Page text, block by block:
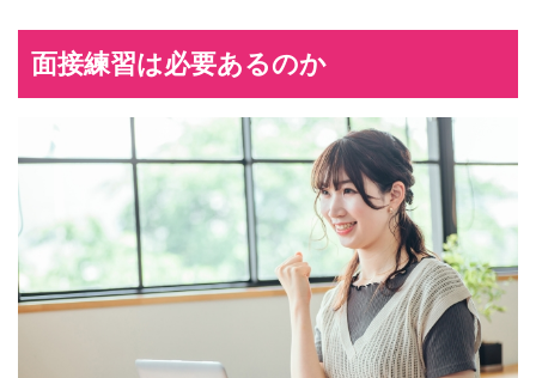
面接練習は必要あるのか